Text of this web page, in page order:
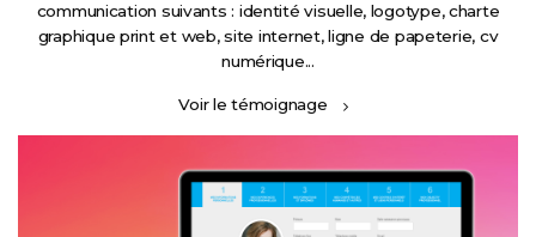
communication suivants : identité visuelle, logotype, charte
graphique print et web, site internet, ligne de papeterie, cv
numérique...
Voir le témoignage